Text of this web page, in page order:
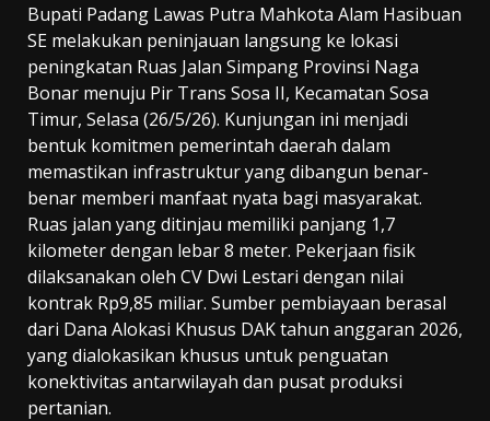
Bupati Padang Lawas Putra Mahkota Alam Hasibuan
SE melakukan peninjauan langsung ke lokasi
peningkatan Ruas Jalan Simpang Provinsi Naga
Bonar menuju Pir Trans Sosa II, Kecamatan Sosa
Timur, Selasa (26/5/26). Kunjungan ini menjadi
bentuk komitmen pemerintah daerah dalam
memastikan infrastruktur yang dibangun benar-
benar memberi manfaat nyata bagi masyarakat.
Ruas jalan yang ditinjau memiliki panjang 1,7
kilometer dengan lebar 8 meter. Pekerjaan fisik
dilaksanakan oleh CV Dwi Lestari dengan nilai
kontrak Rp9,85 miliar. Sumber pembiayaan berasal
dari Dana Alokasi Khusus DAK tahun anggaran 2026,
yang dialokasikan khusus untuk penguatan
konektivitas antarwilayah dan pusat produksi
pertanian.